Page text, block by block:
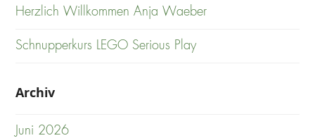
Herzlich Willkommen Anja Waeber
Schnupperkurs LEGO Serious Play
Archiv
Juni 2026